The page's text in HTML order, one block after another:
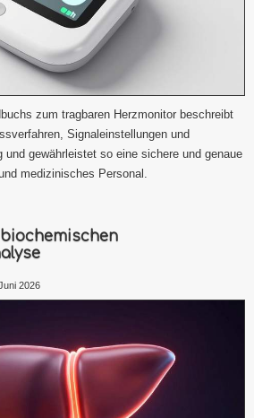
zum tragbaren Herzmonitor beschreibt
Signaleinstellungen und
und gewährleistet so eine sichere und genaue
medizinisches Personal.
2026